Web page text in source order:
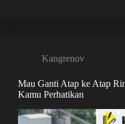
Kangrenov
Mau Ganti Atap ke Atap
Kamu Perhatikan